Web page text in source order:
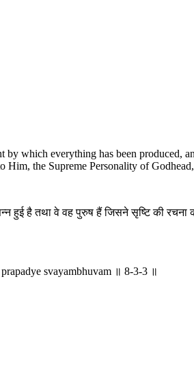
which everything has been produced,
Him, the Supreme Personality of
हुई है तथा वे वह पुरुष हैं जिसने सृष्टि की
svayambhuvam ॥ 8-3-3 ॥